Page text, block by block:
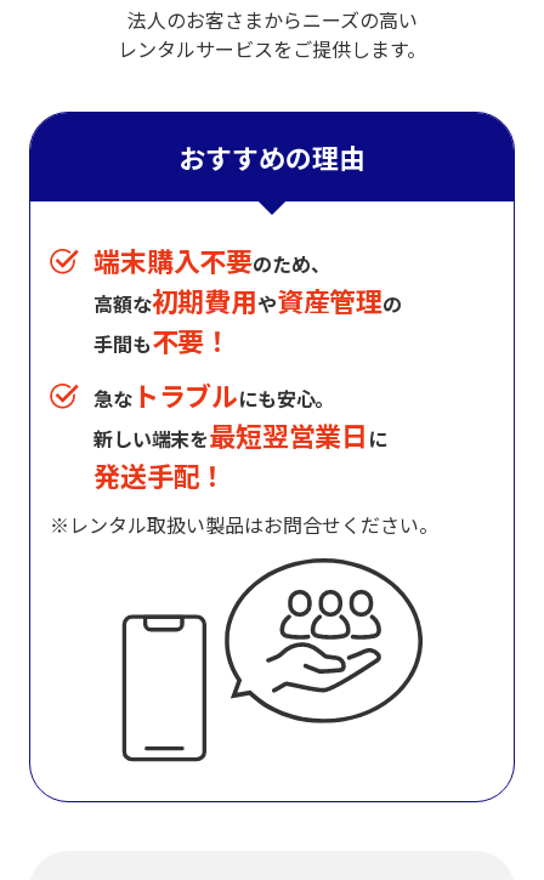
法人のお客さまからニーズの高い
レンタルサービスをご提供します。
おすすめの理由
端末購入不要のため、
高額な初期費用や資産管理の
手間も不要！
急なトラブルにも安心。
新しい端末を最短翌営業日 に
発送手配！
※レンタル取扱い製品はお問合せください。